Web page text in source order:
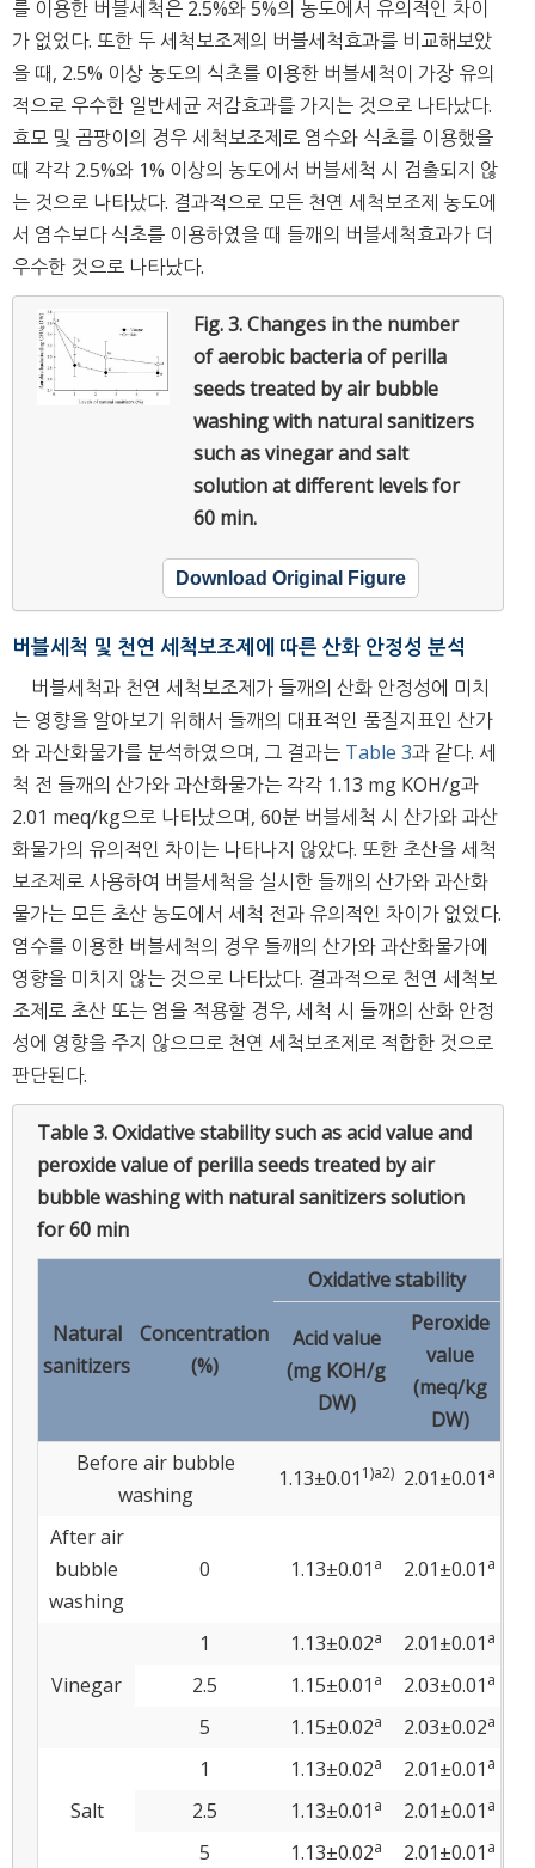
를 이용한 버블세척은 2.5%와 5%의 농도에서 유의적인 차이
가 없었다. 또한 두 세척보조제의 버블세척효과를 비교해보았
을 때, 2.5% 이상 농도의 식초를 이용한 버블세척이 가장 유의
적으로 우수한 일반세균 저감효과를 가지는 것으로 나타났다.
효모 및 곰팡이의 경우 세척보조제로 염수와 식초를 이용했을
때 각각 2.5%와 1% 이상의 농도에서 버블세척 시 검출되지 않
는 것으로 나타났다. 결과적으로 모든 천연 세척보조제 농도에
서 염수보다 식초를 이용하였을 때 들깨의 버블세척효과가 더
우수한 것으로 나타났다.
Fig. 3.Changes in the number
of aerobic bacteria of perilla
seeds treated by air bubble
washing with natural sanitizers
such as vinegar and salt
solution at different levels for
60 min.
Download Original Figure
버블세척 및 천연 세척보조제에 따른 산화 안정성 분석
버블세척과 천연 세척보조제가 들깨의 산화 안정성에 미치
는 영향을 알아보기 위해서 들깨의 대표적인 품질지표인 산가
와 과산화물가를 분석하였으며, 그 결과는 Table 3과 같다. 세
척 전 들깨의 산가와 과산화물가는 각각 1.13 mg KOH/g과
2.01 meq/kg으로 나타났으며, 60분 버블세척 시 산가와 과산
화물가의 유의적인 차이는 나타나지 않았다. 또한 초산을 세척
보조제로 사용하여 버블세척을 실시한 들깨의 산가와 과산화
물가는 모든 초산 농도에서 세척 전과 유의적인 차이가 없었다.
염수를 이용한 버블세척의 경우 들깨의 산가와 과산화물가에
영향을 미치지 않는 것으로 나타났다. 결과적으로 천연 세척보
조제로 초산 또는 염을 적용할 경우, 세척 시 들깨의 산화 안정
성에 영향을 주지 않으므로 천연 세척보조제로 적합한 것으로
판단된다.
Table 3.Oxidative stability such as acid value and
peroxide value of perilla seeds treated by air
bubble washing with natural sanitizers solution
for 60 min
Natural
sanitizers
Concentration
(%)
Oxidative stability
Acid value
(mg KOH/g
DW)
Peroxide
value
(meq/kg
DW)
Before air bubble
washing
1.13±0.01 1)a2) 2.01±0.01 a
After air
bubble
washing
0 1.13±0.01 a 2.01±0.01 a
Vinegar
1 1.13±0.02a 2.01±0.01 a
2.5 1.15±0.01 a 2.03±0.01 a
5 1.15±0.02a 2.03±0.02a
Salt
1 1.13±0.02a 2.01±0.01 a
2.5 1.13±0.01 a 2.01±0.01 a
5 1.13±0.02a 2.01±0.01 a